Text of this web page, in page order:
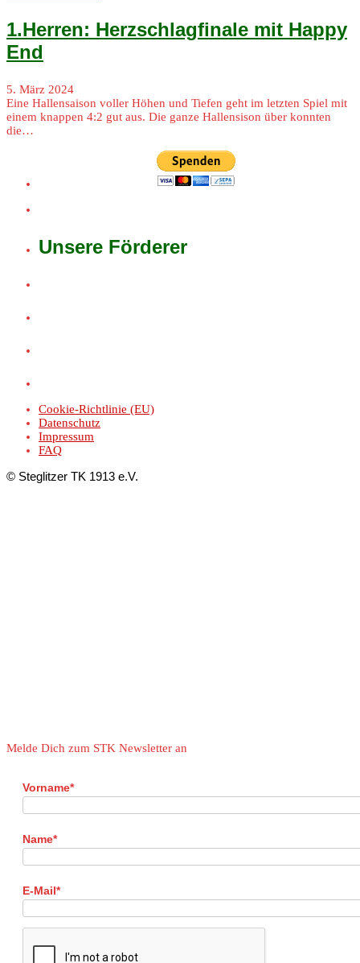
1.Herren: Herzschlagfinale mit Happy
End
5. März 2024
Eine Hallensaison voller Höhen und Tiefen geht im letzten Spiel mit
einem knappen 4:2 gut aus. Die ganze Hallensison über konnten
die…
Unsere Förderer
Cookie-Richtlinie (EU)
Datenschutz
Impressum
FAQ
© Steglitzer TK 1913 e.V.
Melde Dich zum STK Newsletter an
Vorname*
Name*
E-Mail*